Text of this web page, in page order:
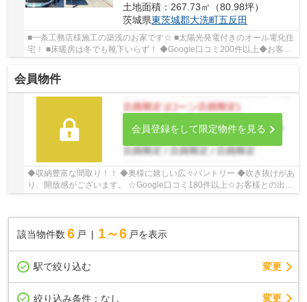
土地面積：267.73㎡（80.98坪）
茨城県東茨城郡大洗町五反田
■一条工務店様施工の築浅のお家です☆ ■太陽光発電付きのオール電化住
宅！ ■床暖房は冬でも靴下いらず！ ◆Google口コミ200件以上◆お客様
との出会いを大切に笑顔と安心をお届けします。...
会員物件
会員登録をして限定物件を見る
◆収納豊富な間取り！！ ◆奥様に嬉しい広々パントリー ◆吹き抜けがあ
り、開放感がございます。 ☆Google口コミ180件以上☆お客様との出会
いを大切に笑顔と安心をお届けします。【お客様...
該当物件数 6 戸 1～6 戸を表示
駅で絞り込む 変更
絞り込み条件： なし 変更